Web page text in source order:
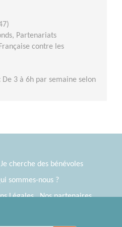
Partenariats
contre les
De 3 à 6h par semaine selon
Je cherche des bénévoles
sommes-nous ?
Légales
Nos partenaires